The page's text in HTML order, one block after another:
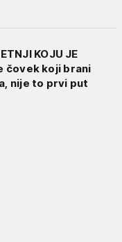
KOJU JE
čovek koji brani
nije to prvi put